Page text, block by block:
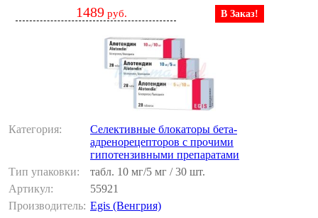
1489 руб. В Заказ!
Категория:
Cелективные блокаторы бета-
адренорецепторов с прочими
гипотензивными препаратами
Тип упаковки:
табл. 10 мг/5 мг / 30 шт.
Артикул:
55921
Производитель: Egis (Венгрия)